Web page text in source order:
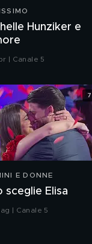
Hunziker e
| Canale 5
E DONNE
sceglie Elisa
| Canale 5